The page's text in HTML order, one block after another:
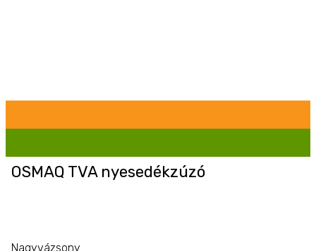
OSMAQ TVA nyesedékzúzó
Nagyvázsony